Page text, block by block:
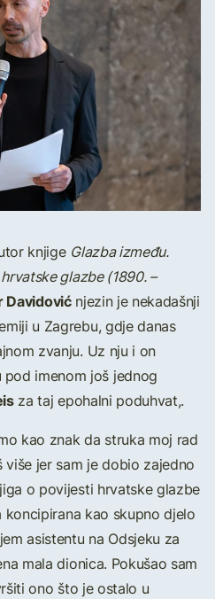
knjige Glazba između.
glazbe (1890. –
Davidovićnjezin je nekadašnji
u Zagrebu, gdje danas
zvanju. Uz nju i on
pod imenom još jednog
za taj epohalni poduhvat,.
kao znak da struka moj rad
jer sam je dobio zajedno
o povijesti hrvatske glazbe
kao skupno djelo
asistentu na Odsjeku za
mala dionica. Pokušao sam
ono što je ostalo u